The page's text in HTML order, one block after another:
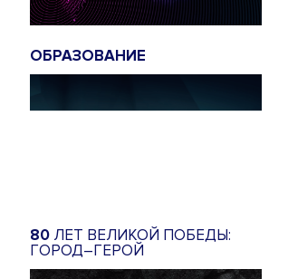
ОБРАЗОВАНИЕ
80 ЛЕТ ВЕЛИКОЙ ПОБЕДЫ:
ГОРОД–ГЕРОЙ